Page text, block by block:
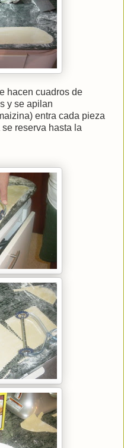
hacen cuadros de
y se apilan
entra cada pieza
reserva hasta la